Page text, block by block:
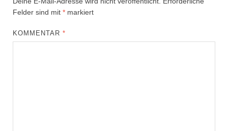
Felder sind mit * markiert
KOMMENTAR*